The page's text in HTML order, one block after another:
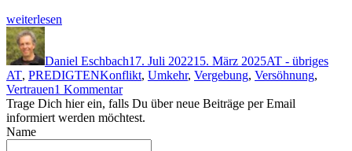
„Ver­
söh­
nung
—
oder:
Wenn
Gott
das
Vorze­
weit­er­lesen
Autor
Daniel Eschbach17. Juli 202215. März 2025AT - übriges
AT, PREDIGTENSchlagwörter
Konflikt, Umkehr, Vergebung, Versöhnung,
Vertrauen1 Kommentarzu
Versöhnung
—
Trage Dich hier ein, falls Du über neue Beiträge per Email
informiert werden möchtest.
Name